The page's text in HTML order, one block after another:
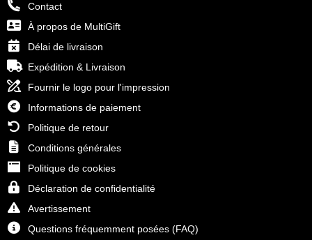
Contact
À propos de MultiGift
Délai de livraison
Expédition & Livraison
Fournir le logo pour l'impression
Informations de paiement
Politique de retour
Conditions générales
Politique de cookies
Déclaration de confidentialité
Avertissement
Questions fréquemment posées (FAQ)